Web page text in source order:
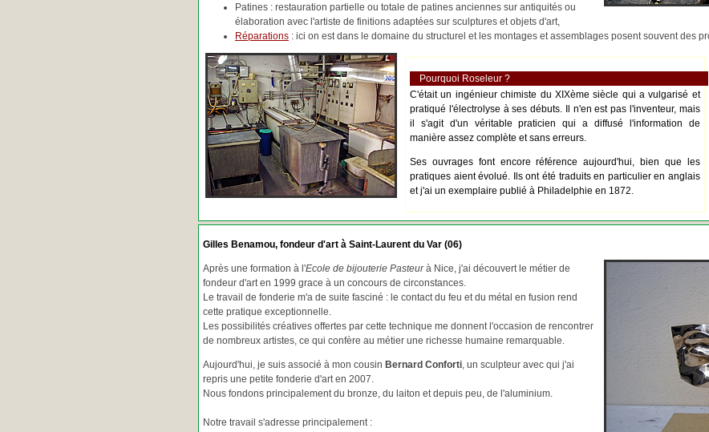
Patines : restauration partielle ou totale de patines anciennes sur antiquités ou
élaboration avec l'artiste de finitions adaptées sur sculptures et objets d'art,
Réparations : ici on est dans le domaine du structurel et les montages et assemblages posent souvent des
Pourquoi Roseleur ?
C'était un ingénieur chimiste du XIXème siècle qui a vulgarisé et
pratiqué l'électrolyse à ses débuts. Il n'en est pas l'inventeur, mais
il s'agit d'un véritable praticien qui a diffusé l'information de
manière assez complète et sans erreurs.
Ses ouvrages font encore référence aujourd'hui, bien que les
pratiques aient évolué. Ils ont été traduits en particulier en anglais
et j'ai un exemplaire publié à Philadelphie en 1872.
Gilles Benamou, fondeur d'art à Saint-Laurent du Var (06)
Après une formation à l'Ecole de bijouterie Pasteurà Nice, j'ai découvert le métier de
fondeur d'art en 1999 grace à un concours de circonstances.
Le travail de fonderie m'a de suite fasciné : le contact du feu et du métal en fusion rend
cette pratique exceptionnelle.
Les possibilités créatives offertes par cette technique me donnent l'occasion de rencontrer
de nombreux artistes, ce qui confère au métier une richesse humaine remarquable.
Aujourd'hui, je suis associé à mon cousin Bernard Conforti, un sculpteur avec qui j'ai
repris une petite fonderie d'art en 2007.
Nous fondons principalement du bronze, du laiton et depuis peu, de l'aluminium.
Notre travail s'adresse principalement :